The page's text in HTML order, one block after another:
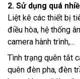
2. Sử dụng quá
Liệt kê các thiết bị
điều hòa, hệ thống
camera hành trình,...
Tình trạng quên tắt
quên đèn pha, đèn